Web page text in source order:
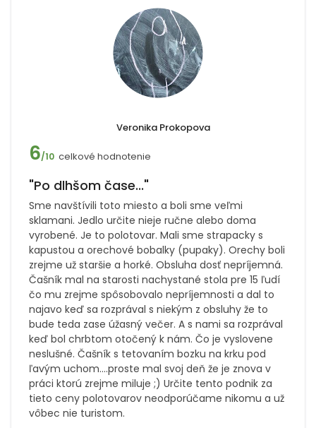
Veronika Prokopova
6/10 celkové hodnotenie
"Po dlhšom čase..."
Sme navštívili toto miesto a boli sme veľmi
sklamani. Jedlo určite nieje ručne alebo doma
vyrobené. Je to polotovar. Mali sme strapacky s
kapustou a orechové bobalky (pupaky). Orechy boli
zrejme už staršie a horké. Obsluha dosť nepríjemná.
Čašník mal na starosti nachystané stola pre 15 ľudí
čo mu zrejme spôsobovalo nepríjemnosti a dal to
najavo keď sa rozprával s niekým z obsluhy že to
bude teda zase úžasný večer. A s nami sa rozprával
keď bol chrbtom otočený k nám. Čo je vyslovene
neslušné. Čašník s tetovaním bozku na krku pod
ľavým uchom....proste mal svoj deň že je znova v
práci ktorú zrejme miluje ;) Určite tento podnik za
tieto ceny polotovarov neodporúčame nikomu a už
vôbec nie turistom.